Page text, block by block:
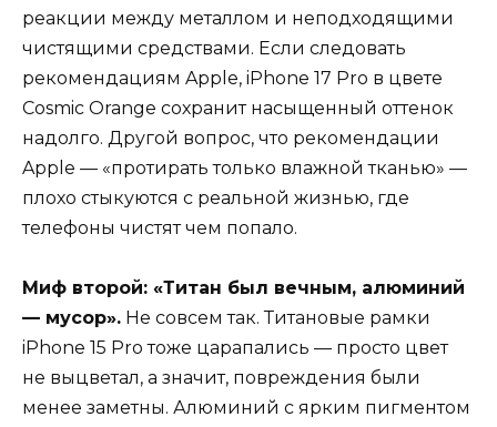
реакции между металлом и неподходящими
чистящими средствами. Если следовать
рекомендациям Apple, iPhone 17 Pro в цвете
Cosmic Orange сохранит насыщенный оттенок
надолго. Другой вопрос, что рекомендации
Apple — «протирать только влажной тканью» —
плохо стыкуются с реальной жизнью, где
телефоны чистят чем попало.
Миф второй: «Титан был вечным, алюминий
— мусор». Не совсем так. Титановые рамки
iPhone 15 Pro тоже царапались — просто цвет
не выцветал, а значит, повреждения были
менее заметны. Алюминий с ярким пигментом